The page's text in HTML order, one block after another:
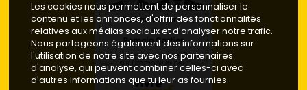
Les cookies nous permettent de personnaliser le
contenu et les annonces, d'offrir des fonctionnalités
relatives aux médias sociaux et d'analyser notre trafic.
Nous partageons également des informations sur
l'utilisation de notre site avec nos partenaires
d'analyse, qui peuvent combiner celles-ci avec
d'autres informations que tu leur as fournies.